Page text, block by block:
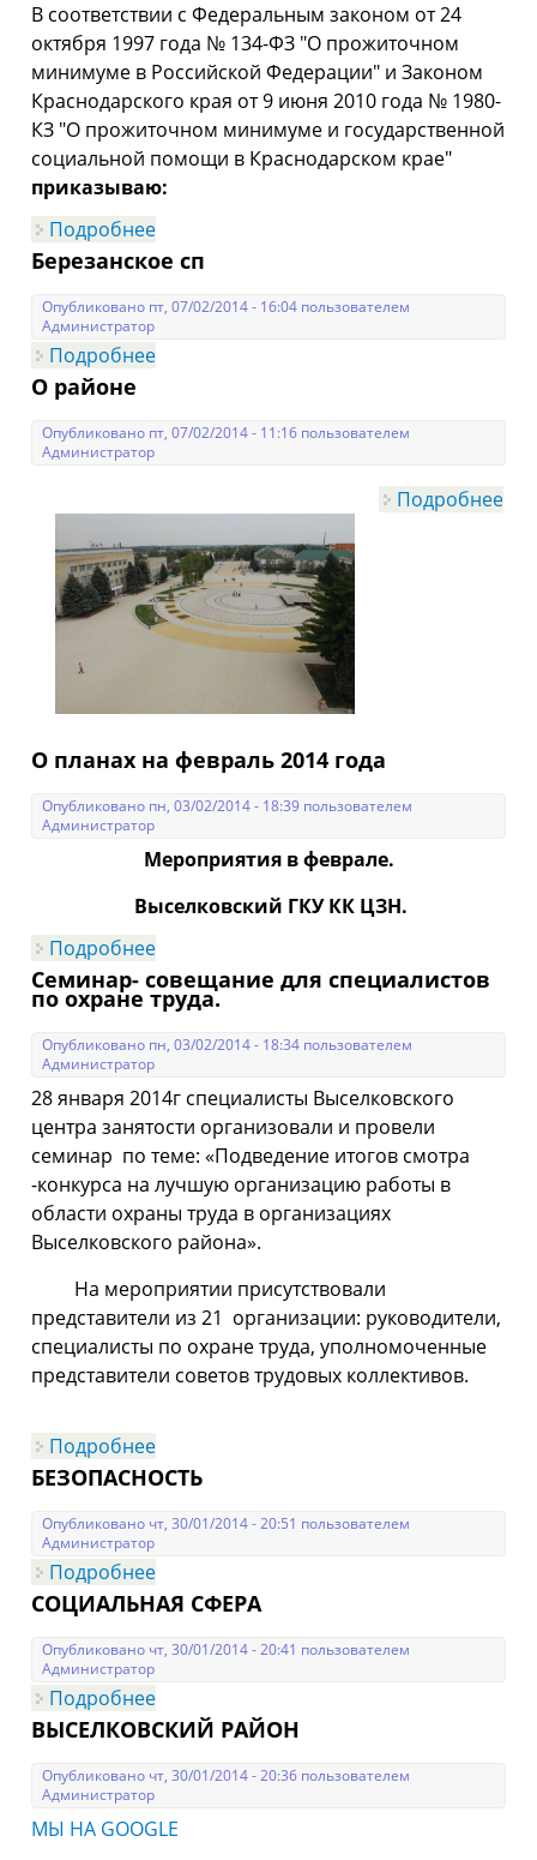
В соответствии с Федеральным законом от 24
октября 1997 года № 134-ФЗ "О прожиточном
минимуме в Российской Федерации" и Законом
Краснодарского края от 9 июня 2010 года № 1980-
КЗ "О прожиточном минимуме и государственной
социальной помощи в Краснодарском крае"
приказываю:
Подробнее
2013 года
Березанское сп
Опубликовано пт, 07/02/2014 - 16:04 пользователем
Администратор
Подробнее
О районе
Опубликовано пт, 07/02/2014 - 11:16 пользователем
Администратор
Подробнее
О планах на февраль 2014 года
Опубликовано пн, 03/02/2014 - 18:39 пользователем
Администратор
Мероприятия в феврале.
Выселковский ГКУ КК ЦЗН.
Подробнее
Семинар- совещание для специалистов
по охране труда.
Опубликовано пн, 03/02/2014 - 18:34 пользователем
Администратор
28 января 2014г специалисты Выселковского
центра занятости организовали и провели
семинар по теме: «Подведение итогов смотра
-конкурса на лучшую организацию работы в
области охраны труда в организациях
Выселковского района».
На мероприятии присутствовали
представители из 21 организации: руководители,
специалисты по охране труда, уполномоченные
представители советов трудовых коллективов.
Подробнее
специалистов по охране труда.
БЕЗОПАСНОСТЬ
Опубликовано чт, 30/01/2014 - 20:51 пользователем
Администратор
Подробнее
СОЦИАЛЬНАЯ СФЕРА
Опубликовано чт, 30/01/2014 - 20:41 пользователем
Администратор
Подробнее
ВЫСЕЛКОВСКИЙ РАЙОН
Опубликовано чт, 30/01/2014 - 20:36 пользователем
Администратор
МЫ НА GOOGLE